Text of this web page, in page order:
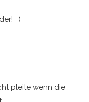
=)
pleite wenn die